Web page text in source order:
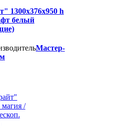
1300х376х950 h
белый
Мастер-